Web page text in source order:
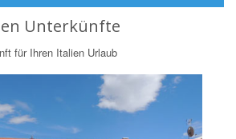
Unterkünfte
für Ihren Italien Urlaub